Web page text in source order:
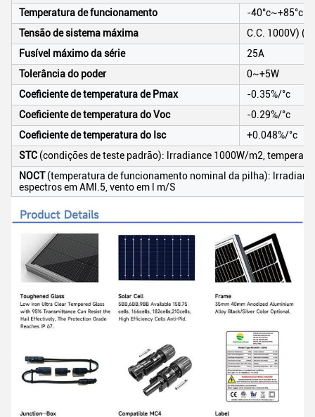
Temperatura de funcionamento
-40°c~+85°c
Tensão de sistema máxima
C.C. 1000V)
Fusível máximo da série
25A
Tolerância do poder
0~+5W
Coeficiente de temperatura de Pmax
-0.35%/°c
Coeficiente de temperatura do Voc
-0.29%/°c
Coeficiente de temperatura do Isc
+0.048%/°c
STC (condições de teste padrão): lrradiance 1000W/m2,
NOCT(temperatura de funcionamento nominal da pilha):
espectros em AMl.5, vento em l m/S